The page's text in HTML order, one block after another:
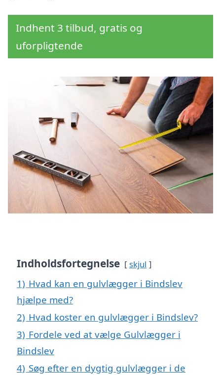
Indhent 3 tilbud, gratis og
uforpligtende
Indholdsfortegnelse skjul
1) Hvad kan en gulvlægger i Bindslev
hjælpe med?
2) Hvad koster en gulvlægger i Bindslev?
3) Fordele ved at vælge Gulvlægger i
Bindslev
4) Søg efter en dygtig gulvlægger i de